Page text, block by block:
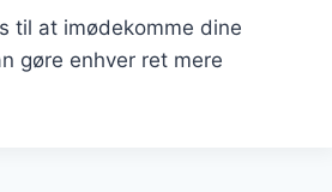
til at imødekomme dine
gøre enhver ret mere